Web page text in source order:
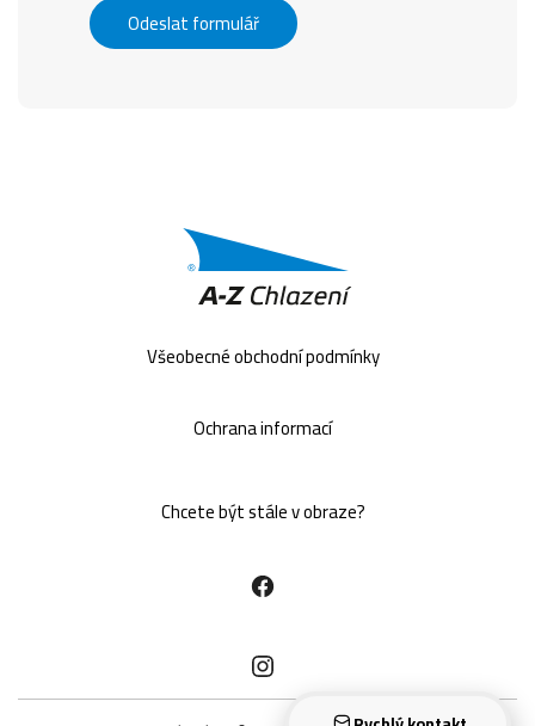
Odeslat formulář
Všeobecné obchodní podmínky
Ochrana informací
Chcete být stále v obraze?